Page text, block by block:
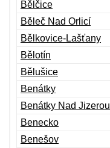
Bělčice
Běleč Nad Orlicí
Bělkovice-Lašťany
Bělotín
Bělušice
Benátky
Benátky Nad Jizerou
Benecko
Benešov